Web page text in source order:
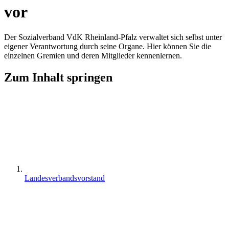
vor
Der Sozialverband VdK Rheinland-Pfalz verwaltet sich selbst unter
eigener Verantwortung durch seine Organe. Hier können Sie die
einzelnen Gremien und deren Mitglieder kennenlernen.
Zum Inhalt springen
Landesverbandsvorstand